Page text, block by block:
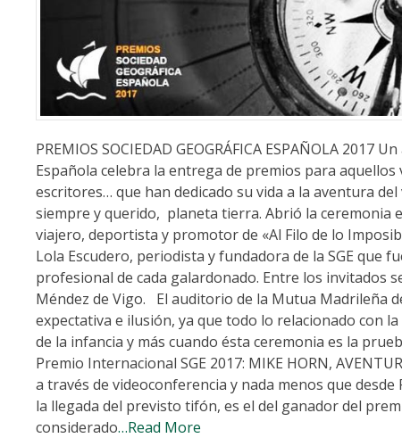
PREMIOS SOCIEDAD GEOGRÁFICA ESPAÑOLA 2017
Española celebra la entrega de premios para
escritores… que han dedicado su vida a la aventura
siempre y querido, planeta tierra. Abrió la ceremonia
viajero, deportista y promotor de «Al Filo de lo
Lola Escudero, periodista y fundadora de la SGE
profesional de cada galardonado. Entre los invitados
Méndez de Vigo. El auditorio de la Mutua Madrileña
expectativa e ilusión, ya que todo lo relacionado con
de la infancia y más cuando ésta ceremonia es la
Premio Internacional SGE 2017: MIKE HORN,
a través de videoconferencia y nada menos que
la llegada del previsto tifón, es el del ganador del
considerado…Read More